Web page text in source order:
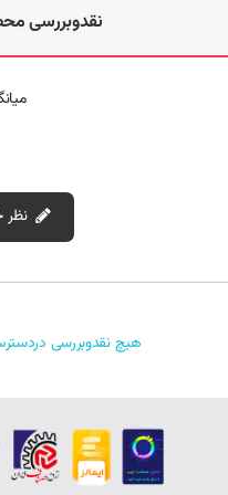
ولتاژ هستند که امنیت بیشتری را
از لپ‌تاپ‌های فوجیتسو مناسب
نوشته‌شده روی شارژر قبلی دستگاه
برای مشاهدهمحصولات بیشتر در
نقدوبررسی
نظر خود را درج کنید
نقد و بررسی‌‌ (0)
هیچ نقدوبررسی